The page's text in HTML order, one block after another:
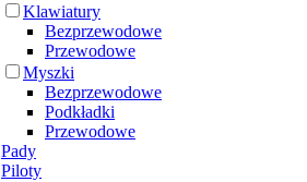
Klawiatury
Bezprzewodowe
Przewodowe
Myszki
Bezprzewodowe
Podkładki
Przewodowe
Pady
Piloty